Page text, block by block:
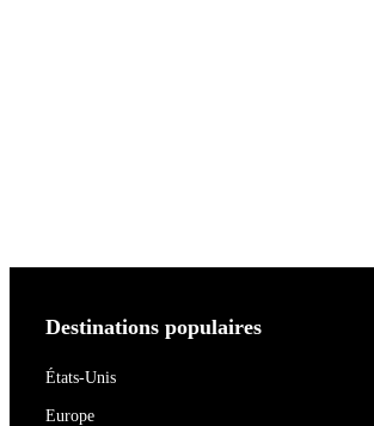
Destinations populaires
États-Unis
Europe